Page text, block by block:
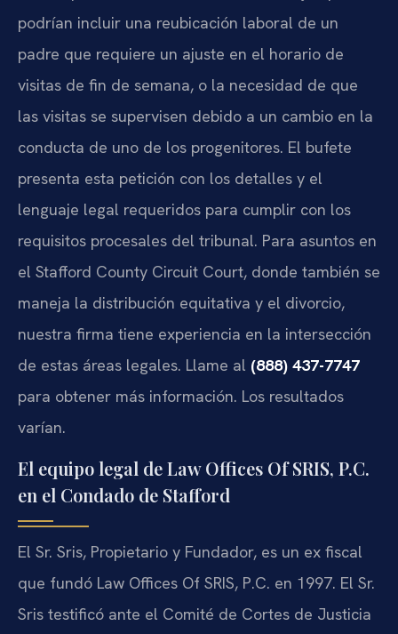
podrían incluir una reubicación laboral de un
padre que requiere un ajuste en el horario de
visitas de fin de semana, o la necesidad de que
las visitas se supervisen debido a un cambio en la
conducta de uno de los progenitores. El bufete
presenta esta petición con los detalles y el
lenguaje legal requeridos para cumplir con los
requisitos procesales del tribunal. Para asuntos en
el Stafford County Circuit Court, donde también se
maneja la distribución equitativa y el divorcio,
nuestra firma tiene experiencia en la intersección
de estas áreas legales. Llame al (888) 437-7747
para obtener más información. Los resultados
varían.
El equipo legal de Law Offices Of SRIS, P.C.
en el Condado de Stafford
El Sr. Sris, Propietario y Fundador, es un ex fiscal
que fundó Law Offices Of SRIS, P.C. en 1997. El Sr.
Sris testificó ante el Comité de Cortes de Justicia